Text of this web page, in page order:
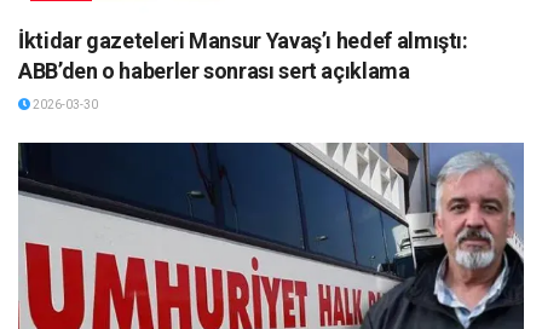
İktidar gazeteleri Mansur Yavaş’ı hedef almıştı:
ABB’den o haberler sonrası sert açıklama
2026-03-30